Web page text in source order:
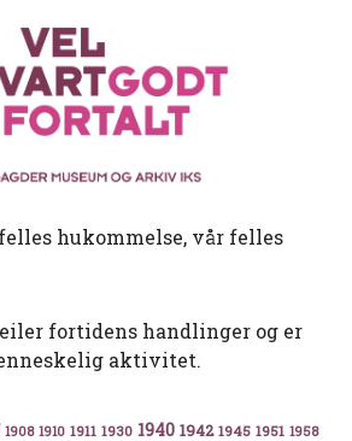
hukommelse, vår felles
fortidens handlinger og er
aktivitet.
1908 1910 1911 1930 1940 1942 1945 1951 1958